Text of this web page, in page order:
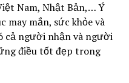
Nam, Nhật Bản,… Ý
may mắn, sức khỏe và
cả người nhận và người
điều tốt đẹp trong